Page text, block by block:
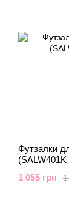
Футзалки
1
1 055 грн